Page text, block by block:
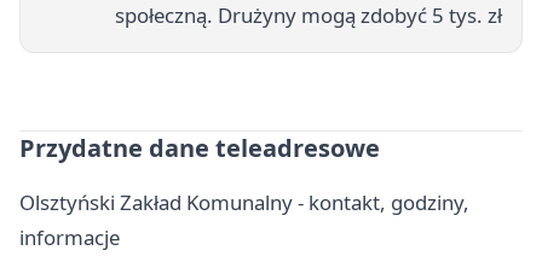
społeczną. Drużyny mogą zdobyć 5 tys. zł
Przydatne dane teleadresowe
Olsztyński Zakład Komunalny - kontakt, godziny,
informacje